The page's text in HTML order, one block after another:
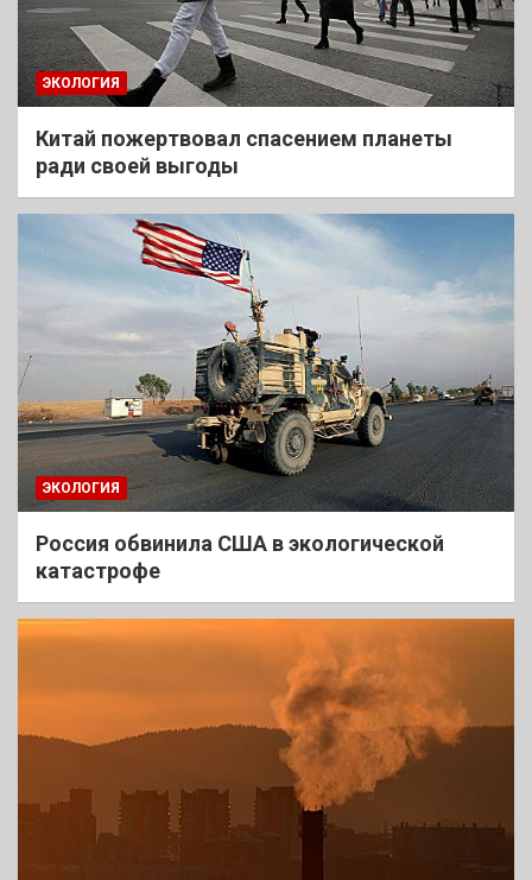
ЭКОЛОГИЯ
Китай пожертвовал спасением планеты
ради своей выгоды
ЭКОЛОГИЯ
Россия обвинила США в экологической
катастрофе